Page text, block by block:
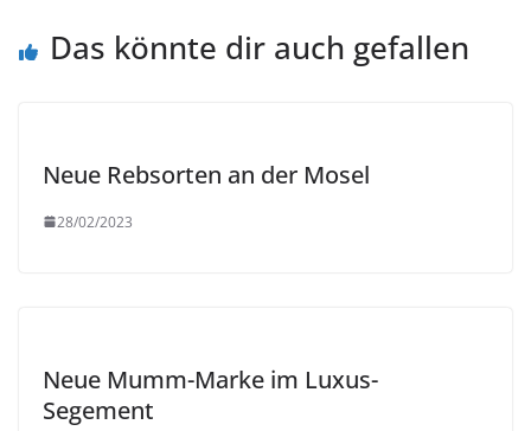
Das könnte dir auch gefallen
Neue Rebsorten an der Mosel
28/02/2023
Neue Mumm-Marke im Luxus-
Segement